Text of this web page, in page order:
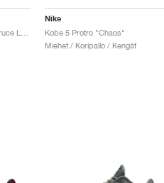
Nike
Kobe 5 Protro "Chaos"
Miehet / Koripallo / Kengät